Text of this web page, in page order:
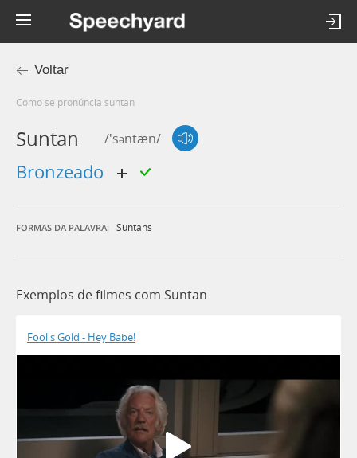
Voltar
Como se pronúncia suntan
Suntan /'səntæn/
bronzeado
FORMAS DA PALAVRA: Suntans
Exemplos de filmes com Suntan
Fool's Gold - Hey Babe!